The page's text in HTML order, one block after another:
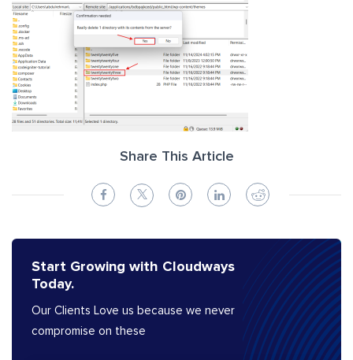
Share This Article
Start Growing with Cloudways
Today.
Our Clients Love us because we never
compromise on these